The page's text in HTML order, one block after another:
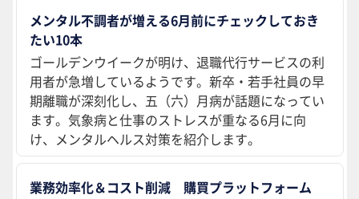
メンタル不調者が増える6月前にチェックしておき
たい10本
ゴールデンウイークが明け、退職代行サービスの利
用者が急増しているようです。新卒・若手社員の早
期離職が深刻化し、五（六）月病が話題になってい
ます。気象病と仕事のストレスが重なる6月に向
け、メンタルヘルス対策を紹介します。
業務効率化＆コスト削減 購買プラットフォーム